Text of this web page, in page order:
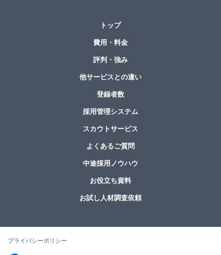
トップ
費用・料金
評判・強み
他サービスとの違い
登録者数
採用管理システム
スカウトサービス
よくあるご質問
中途採用ノウハウ
お役立ち資料
お試し人材調査依頼
プライバシーポリシー